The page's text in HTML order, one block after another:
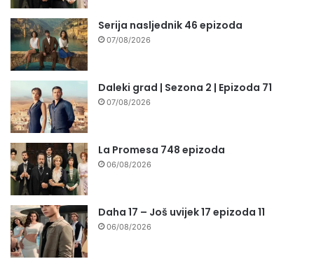
Serija nasljednik 46 epizoda
07/08/2026
Daleki grad | Sezona 2 | Epizoda 71
07/08/2026
La Promesa 748 epizoda
06/08/2026
Daha 17 – Još uvijek 17 epizoda 11
06/08/2026